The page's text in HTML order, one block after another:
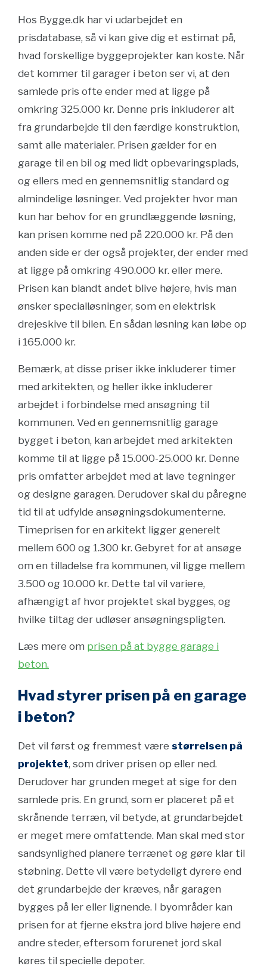
Hos Bygge.dk har vi udarbejdet en
prisdatabase, så vi kan give dig et estimat på,
hvad forskellige byggeprojekter kan koste. Når
det kommer til garager i beton ser vi, at den
samlede pris ofte ender med at ligge på
omkring 325.000 kr. Denne pris inkluderer alt
fra grundarbejde til den færdige konstruktion,
samt alle materialer. Prisen gælder for en
garage til en bil og med lidt opbevaringsplads,
og ellers med en gennemsnitlig standard og
almindelige løsninger. Ved projekter hvor man
kun har behov for en grundlæggende løsning,
kan prisen komme ned på 220.000 kr. På den
anden side er der også projekter, der ender med
at ligge på omkring 490.000 kr. eller mere.
Prisen kan blandt andet blive højere, hvis man
ønsker specialløsninger, som en elektrisk
drejeskive til bilen. En sådan løsning kan løbe op
i 165.000 kr.
Bemærk, at disse priser ikke inkluderer timer
med arkitekten, og heller ikke inkluderer
arbejdet i forbindelse med ansøgning til
kommunen. Ved en gennemsnitlig garage
bygget i beton, kan arbejdet med arkitekten
komme til at ligge på 15.000-25.000 kr. Denne
pris omfatter arbejdet med at lave tegninger
og designe garagen. Derudover skal du påregne
tid til at udfylde ansøgningsdokumenterne.
Timeprisen for en arkitekt ligger generelt
mellem 600 og 1.300 kr. Gebyret for at ansøge
om en tilladelse fra kommunen, vil ligge mellem
3.500 og 10.000 kr. Dette tal vil variere,
afhængigt af hvor projektet skal bygges, og
hvilke tiltag der udløser ansøgningspligten.
Læs mere om prisen på at bygge garage i
beton.
Hvad styrer prisen på en garage
i beton?
Det vil først og fremmest være størrelsen på
projektet, som driver prisen op eller ned.
Derudover har grunden meget at sige for den
samlede pris. En grund, som er placeret på et
skrånende terræn, vil betyde, at grundarbejdet
er meget mere omfattende. Man skal med stor
sandsynlighed planere terrænet og gøre klar til
støbning. Dette vil være betydeligt dyrere end
det grundarbejde der kræves, når garagen
bygges på ler eller lignende. I byområder kan
prisen for at fjerne ekstra jord blive højere end
andre steder, eftersom forurenet jord skal
køres til specielle depoter.